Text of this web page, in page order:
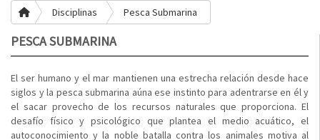
Disciplinas Pesca Submarina
PESCA SUBMARINA
El ser humano y el mar mantienen una estrecha relación desde hace
siglos y la pesca submarina aúna ese instinto para adentrarse en él y
el sacar provecho de los recursos naturales que proporciona. El
desafío físico y psicológico que plantea el medio acuático, el
autoconocimiento y la noble batalla contra los animales motiva al